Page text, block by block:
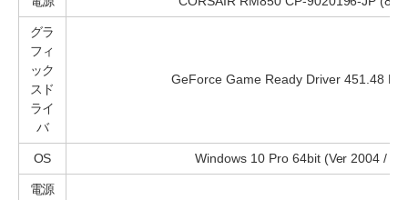
グラ
フィ
ック
スド
ライ
バ
GeForce Game Ready Driver 451.48
OS Windows 10 Pro 64bit (Ver 2004 /
電源